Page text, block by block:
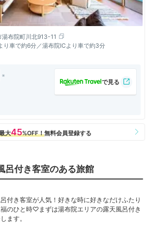
湯布院町川北913-11
り車で約6分／湯布院ICより車で約3分
呂付き客室のある旅館
付き客室が人気！好きな時に好きなだけふたり
のひと時♡まずは湯布院エリアの露天風呂付き
ます。